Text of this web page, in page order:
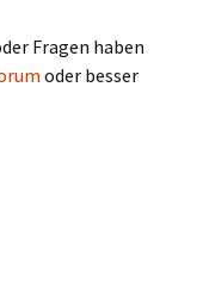
Fragen haben
oder besser